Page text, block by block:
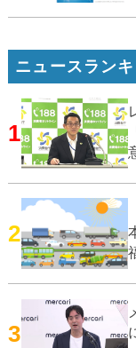
ニュースラン
1
2
3